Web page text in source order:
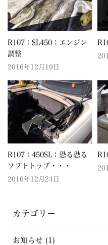
R107：SL450：エンジン
調整
2016年12月19日
R107：450SL：恐る恐る
ソフトトップ・・・
2016年12月24日
カテゴリー
お知らせ (1)